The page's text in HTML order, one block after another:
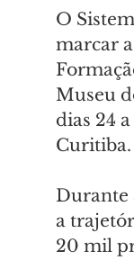
O
marcar
Museu
dias 24
Curitiba.
Durante
a
20 mil